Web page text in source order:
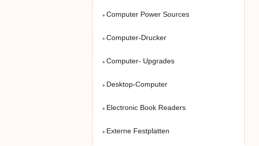
Computer Power Sources
Computer-Drucker
Computer- Upgrades
Desktop-Computer
Electronic Book Readers
Externe Festplatten